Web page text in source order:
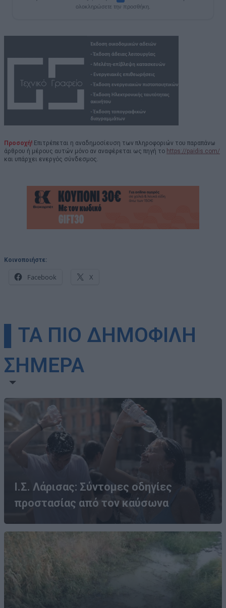
ολοκληρώσετε την προσθήκη.
Προσοχή! Επιτρέπεται η αναδημοσίευση των πληροφοριών του παραπάνω
άρθρου ή μέρους αυτών μόνο αν αναφέρεται ως πηγή το https://paidis.com/
και υπάρχει ενεργός σύνδεσμος.
Κοινοποιήστε:
Facebook X
▌ΤΑ ΠΙΟ ΔΗΜΟΦΙΛΗ
ΣΗΜΕΡΑ
Ι.Σ. Λάρισας: Σύντομες οδηγίες
προστασίας από τον καύσωνα